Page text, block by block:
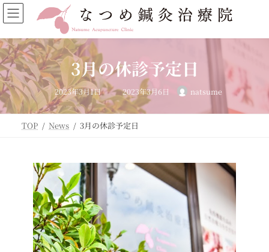
コ
ン
ン
ツ
へ
ス
キ
ッ
プ
ナ
ビ
ー
シ
ョ
ン
に
移
動
3月の休診予定日
2023年3月1日 最
終
更
新
日
時
:
2023年3月6日 natsume
TOP News 3月の休診予定日